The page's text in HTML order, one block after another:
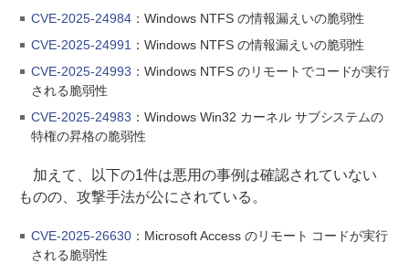
CVE-2025-24984：Windows NTFS の情報漏えいの脆弱性
CVE-2025-24991 ：Windows NTFS の情報漏えいの脆弱性
CVE-2025-24993 ：Windows NTFS のリモートでコードが実行
される脆弱性
CVE-2025-24983 ：Windows Win32 カーネル サブシステムの
特権の昇格の脆弱性
加えて、以下の1件は悪用の事例は確認されていない
ものの、攻撃手法が公にされている。
CVE-2025-26630：Microsoft Access のリモート コードが実行
される脆弱性